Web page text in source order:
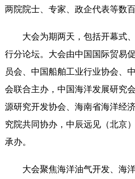
两院院士、专家、政企代表等数百
大会为期两天，包括开幕式
行分论坛。大会由中国国际贸易
员会、中国船舶工业行业协会、
会联合主办，中国海洋发展研究
源研究开发协会、海南省海洋经
究院共同协办，中辰远见（北京
承办。
大会聚焦海洋油气开发、海